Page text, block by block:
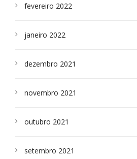
fevereiro 2022
janeiro 2022
dezembro 2021
novembro 2021
outubro 2021
setembro 2021